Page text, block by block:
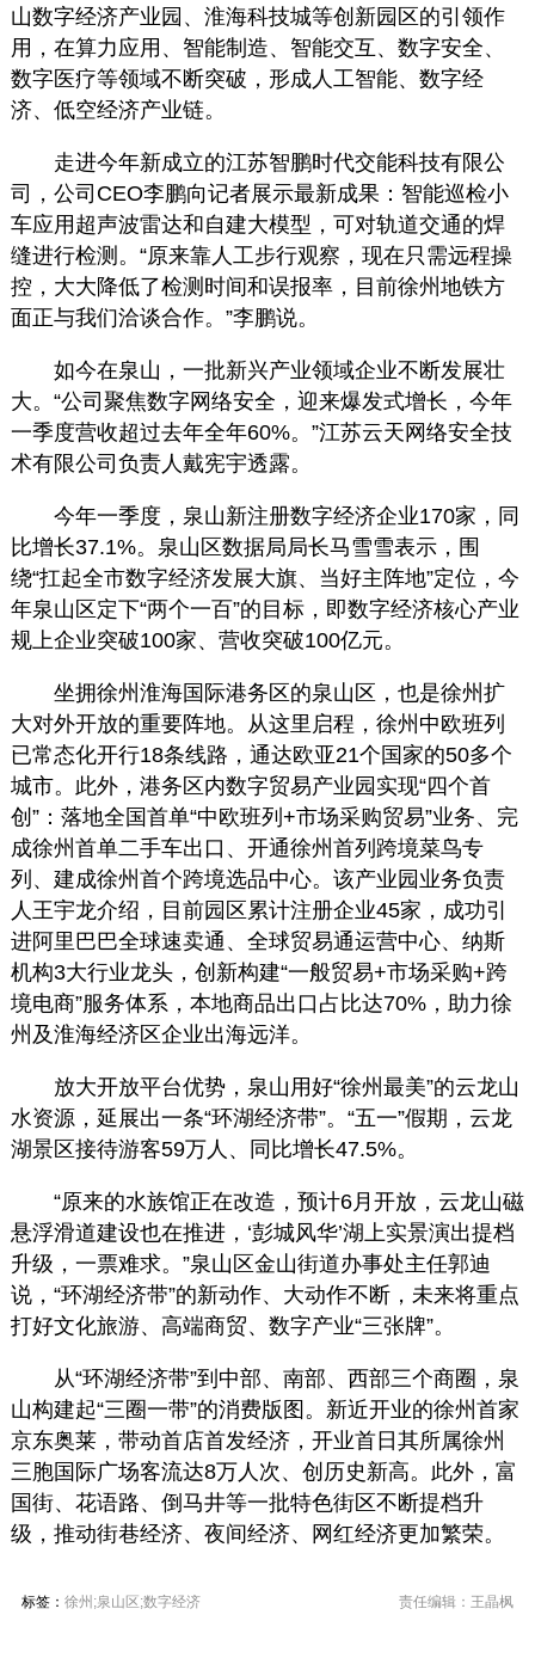
山数字经济产业园、淮海科技城等创新园区的引领作
用，在算力应用、智能制造、智能交互、数字安全、
数字医疗等领域不断突破，形成人工智能、数字经
济、低空经济产业链。
走进今年新成立的江苏智鹏时代交能科技有限公
司，公司CEO李鹏向记者展示最新成果：智能巡检小
车应用超声波雷达和自建大模型，可对轨道交通的焊
缝进行检测。“原来靠人工步行观察，现在只需远程操
控，大大降低了检测时间和误报率，目前徐州地铁方
面正与我们洽谈合作。”李鹏说。
如今在泉山，一批新兴产业领域企业不断发展壮
大。“公司聚焦数字网络安全，迎来爆发式增长，今年
一季度营收超过去年全年60%。”江苏云天网络安全技
术有限公司负责人戴宪宇透露。
今年一季度，泉山新注册数字经济企业170家，同
比增长37.1%。泉山区数据局局长马雪雪表示，围
绕“扛起全市数字经济发展大旗、当好主阵地”定位，今
年泉山区定下“两个一百”的目标，即数字经济核心产业
规上企业突破100家、营收突破100亿元。
坐拥徐州淮海国际港务区的泉山区，也是徐州扩
大对外开放的重要阵地。从这里启程，徐州中欧班列
已常态化开行18条线路，通达欧亚21个国家的50多个
城市。此外，港务区内数字贸易产业园实现“四个首
创”：落地全国首单“中欧班列+市场采购贸易”业务、完
成徐州首单二手车出口、开通徐州首列跨境菜鸟专
列、建成徐州首个跨境选品中心。该产业园业务负责
人王宇龙介绍，目前园区累计注册企业45家，成功引
进阿里巴巴全球速卖通、全球贸易通运营中心、纳斯
机构3大行业龙头，创新构建“一般贸易+市场采购+跨
境电商”服务体系，本地商品出口占比达70%，助力徐
州及淮海经济区企业出海远洋。
放大开放平台优势，泉山用好“徐州最美”的云龙山
水资源，延展出一条“环湖经济带”。“五一”假期，云龙
湖景区接待游客59万人、同比增长47.5%。
“原来的水族馆正在改造，预计6月开放，云龙山磁
悬浮滑道建设也在推进，‘彭城风华’湖上实景演出提档
升级，一票难求。”泉山区金山街道办事处主任郭迪
说，“环湖经济带”的新动作、大动作不断，未来将重点
打好文化旅游、高端商贸、数字产业“三张牌”。
从“环湖经济带”到中部、南部、西部三个商圈，泉
山构建起“三圈一带”的消费版图。新近开业的徐州首家
京东奥莱，带动首店首发经济，开业首日其所属徐州
三胞国际广场客流达8万人次、创历史新高。此外，富
国街、花语路、倒马井等一批特色街区不断提档升
级，推动街巷经济、夜间经济、网红经济更加繁荣。
标签： 徐州;泉山区;数字经济 责任编辑：王晶枫